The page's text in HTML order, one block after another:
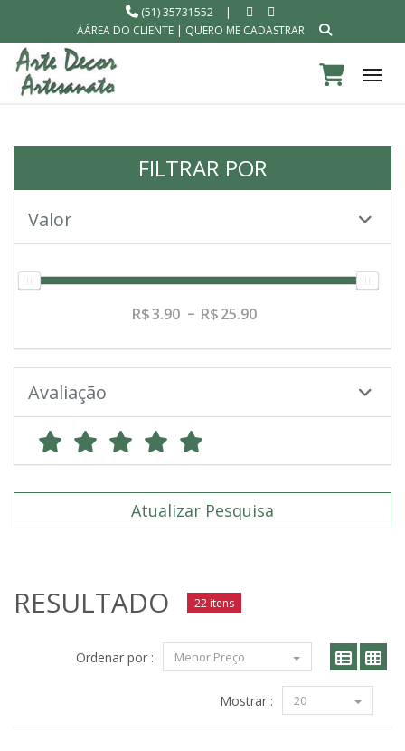
(51) 35731552
|
ÁÁREA DO CLIENTE| QUERO ME CADASTRAR
FILTRAR POR
Valor
3.90 25.90
Avaliação
Atualizar Pesquisa
RESULTADO 22 itens
Ordenar por : Menor Preço
Mostrar : 20